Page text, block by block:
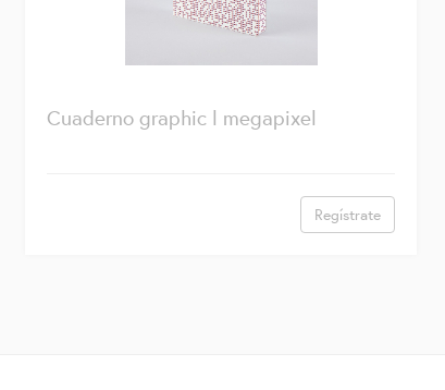
Cuaderno graphic l megapixel
Regístrate